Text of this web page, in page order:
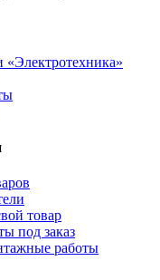
товар
под заказ
работы